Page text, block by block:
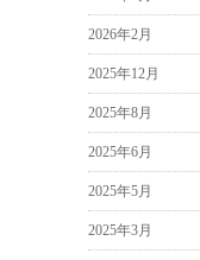
2026年2月
2025年12月
2025年8月
2025年6月
2025年5月
2025年3月